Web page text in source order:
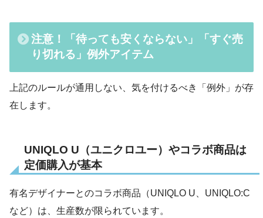
注意！「待っても安くならない」「すぐ売
り切れる」例外アイテム
上記のルールが通用しない、気を付けるべき「例外」が存
在します。
UNIQLO U（ユニクロユー）やコラボ商品は
定価購入が基本
有名デザイナーとのコラボ商品（UNIQLO U、UNIQLO:C
など）は、生産数が限られています。